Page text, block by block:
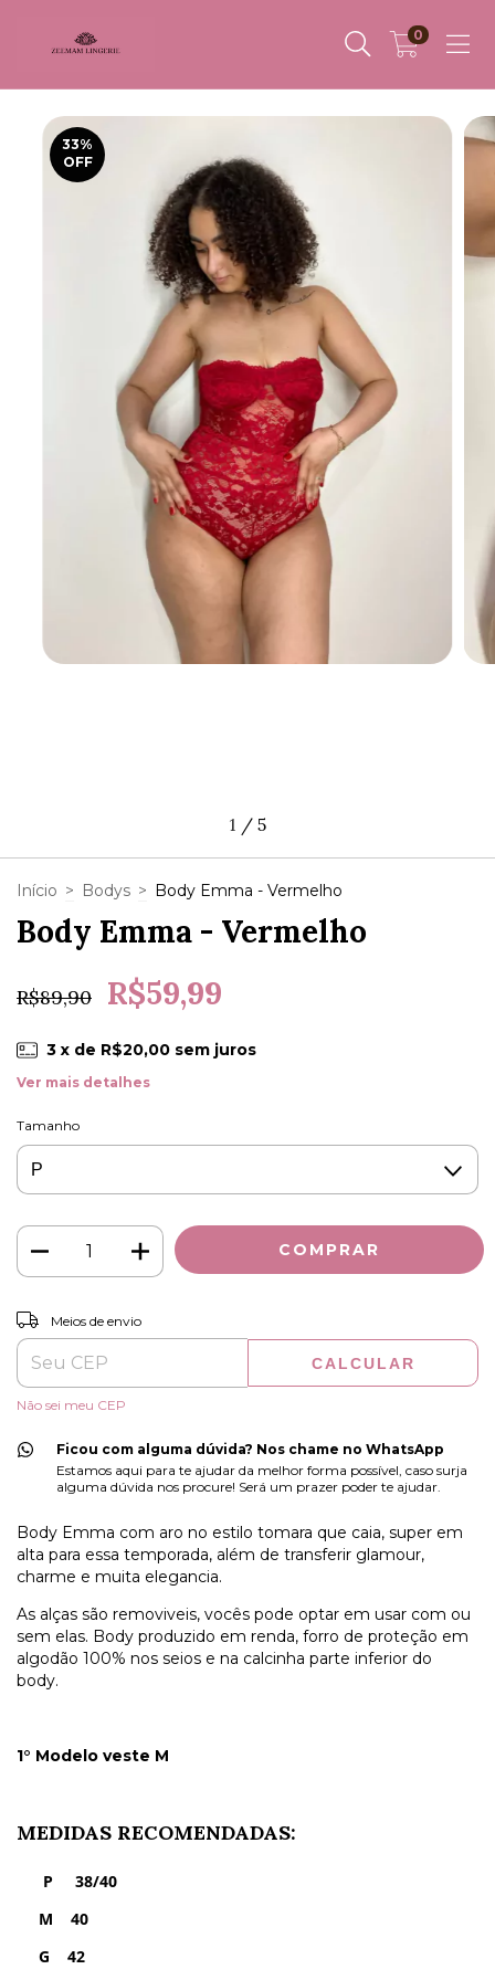
0
33%
OFF
1 / 5
Início > Bodys > Body Emma - Vermelho
Body Emma - Vermelho
R$89,90 R$59,99
3 x de R$20,00 sem juros
Ver mais detalhes
Tamanho
Entregas para o CEP:
Meios de envio
CALCULAR
Não sei meu CEP
Ficou com alguma dúvida? Nos chame no WhatsApp
Estamos aqui para te ajudar da melhor forma possível, caso surja
alguma dúvida nos procure! Será um prazer poder te ajudar.
Body Emma com aro no estilo tomara que caia, super em
alta para essa temporada, além de transferir glamour,
charme e muita elegancia.
As alças são removiveis, vocês pode optar em usar com ou
sem elas. Body produzido em renda, forro de proteção em
algodão 100% nos seios e na calcinha parte inferior do
body.
1° Modelo veste M
MEDIDAS RECOMENDADAS:
P 38/40
M 40
G 42